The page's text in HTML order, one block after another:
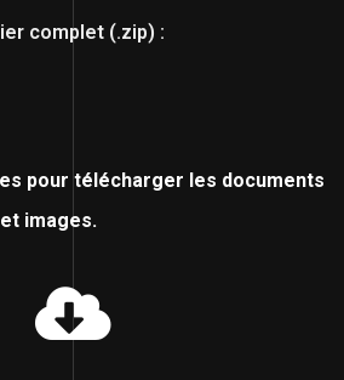
complet (.zip) :
pour télécharger les documents
images.